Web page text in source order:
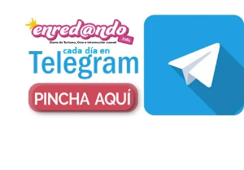
vehículo privado para el
eclipse
8 Ago 2026
El TUS cuenta con líneas
que llegan a la zona en